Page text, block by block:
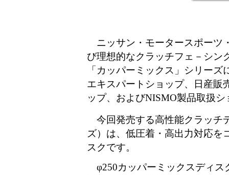
ニッサン・モータースポーツ
び理想的なクラッチフェ－シン
「カッパーミックス」シリー
エキスパートショップ、日産販
ップ、およびNISMO製品取扱
今回発売する高性能クラッチ
ズ）は、低圧着・高出力対応を
スクです。
φ250カッパーミックスディス